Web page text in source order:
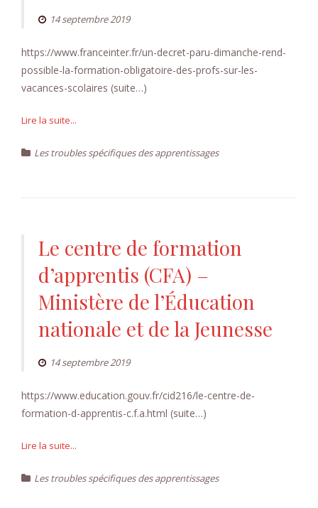
14 septembre 2019
https://www.franceinter.fr/un-decret-paru-dimanche-rend-
possible-la-formation-obligatoire-des-profs-sur-les-
vacances-scolaires (suite…)
Lire la suite...
Les troubles spécifiques des apprentissages
Le centre de formation
d’apprentis (CFA) –
Ministère de l’Éducation
nationale et de la Jeunesse
14 septembre 2019
https://www.education.gouv.fr/cid216/le-centre-de-
formation-d-apprentis-c.f.a.html (suite…)
Lire la suite...
Les troubles spécifiques des apprentissages